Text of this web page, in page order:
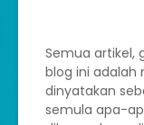
Semua artikel,
blog ini adalah
dinyatakan
semula apa-